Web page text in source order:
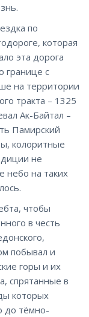
по
которая
эта дорога
границе с
на территории
тракта – 1325
Ак-Байтал –
Памирский
колоритные
не
небо на таких
чтобы
в честь
побывал и
горы и их
спрятанные в
которых
до тёмно-